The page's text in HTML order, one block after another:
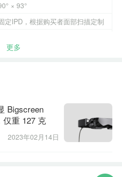
头显，因此可以舍弃调节部
时提高 VR 的舒适度和清晰
追踪，至少需要一个 SteamVR
V1.0 和 V2.0 基站，兼容
× 93°
定IPD，根据购买者面部扫描定制
排列
更多
Bigscreen
仅重 127 克
2023年02月14日